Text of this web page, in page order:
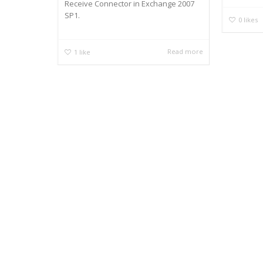
Receive Connector in Exchange 2007
SP1.
1 like Read more
0 likes